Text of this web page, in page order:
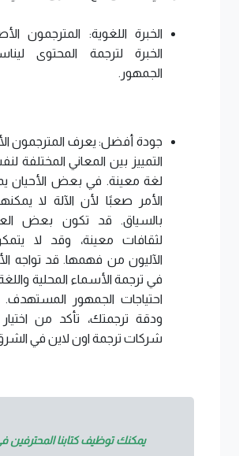
الخبرة اللغوية: المترجمون
الخبرة لترجمة المحتوى
الجمهور.
جودة أفضل: يعرف المترجمون
التمييز بين المعاني المختلفة
لغة معينة. في بعض الأحيان
الأمر صعبًا لأن الآلة لا
بالسياق. قد تكون بعض
لثقافات معينة، وقد لا
الآليون من فهمها. قد تواجه
في ترجمة الأسماء المحلية واللغة
احتياجات الجمهور
ودقة ترجمتك، تأكد من
شركات ترجمة اون لاين في
يمكنك توظيف كتابنا المحترفين